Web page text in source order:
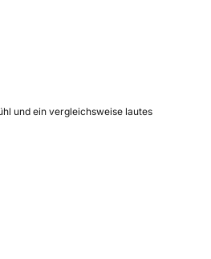
und ein vergleichsweise lautes